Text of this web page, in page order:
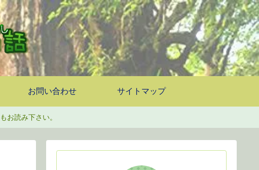
お問い合わせ サイトマップ
お読み下さい。